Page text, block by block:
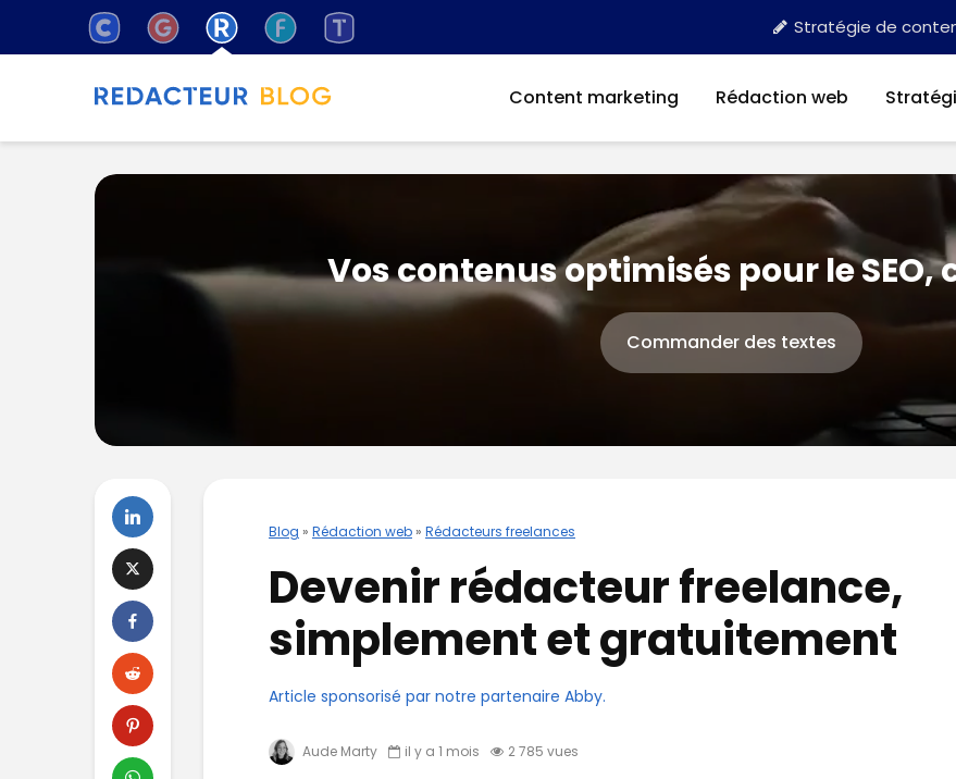
Stratégie de
Content marketing Rédaction web
Vos contenus optimisés pour le SEO,
Commander des textes
Blog » Rédaction web » Rédacteurs freelances
Devenir rédacteur freelance,
simplement et gratuitement
Article sponsorisé par notre partenaire Abby.
Aude Marty il y a 1 mois 2 785 vues